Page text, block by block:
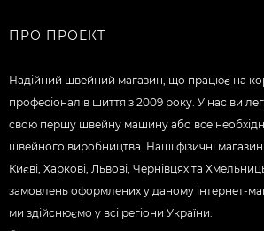
ПРО ПРОЕКТ
Надійний швейний магазин, що працює на
професіоналів шиття з 2009 року. У нас ви
свою першу швейну машину або все
швейного виробництва. Наші фізичні
Києві, Харкові, Львові, Чернівцях та
замовлень оформлених у даному інтернет-
ми здійснюємо у всі регіони України.